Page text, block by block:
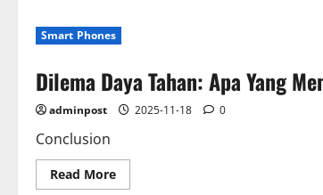
On:
Kekuatan
Aplikasi
Desktop
Kelas
Berat
Dibandingkan
Samrtphone
Smart Phones
Dilema Daya Tahan: Apa Yang
adminpost 2025-11-18 0
Conclusion
Read MoreRead
more